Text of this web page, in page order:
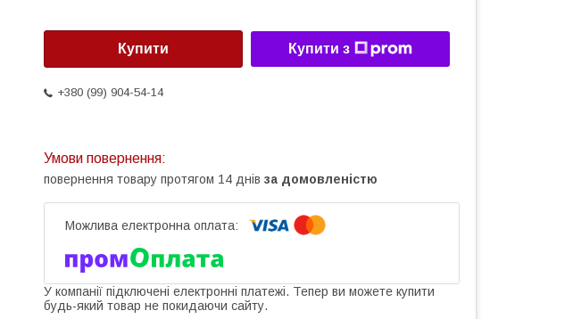
Купити Купити з
+380 (99) 904-54-14
повернення товару протягом 14 днів за домовленістю
У компанії підключені електронні платежі. Тепер ви можете купити
будь-який товар не покидаючи сайту.